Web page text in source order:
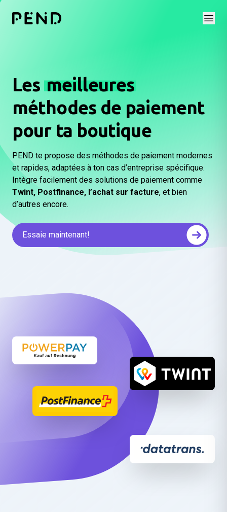
Lesmeilleures
méthodes de paiement
pour ta boutique
PEND te propose des méthodes de paiement modernes
et rapides, adaptées à ton cas d’entreprise spécifique.
Intègre facilement des solutions de paiement comme
Twint, Postfinance, l’achat sur facture, et bien
d’autres encore.
Essaie maintenant!